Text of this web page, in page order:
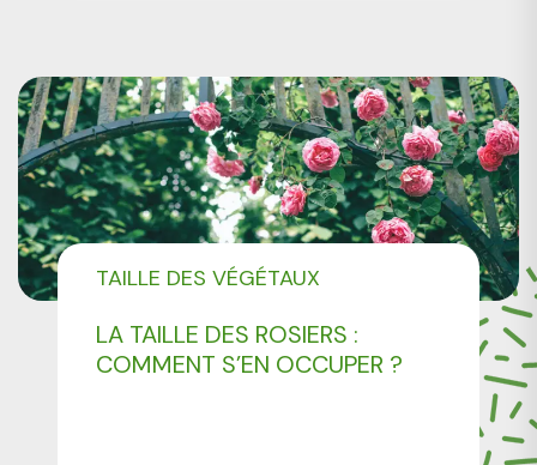
LA TAILLE DES ROSIERS :
COMMENT S’EN OCCUPER ?
TAILLE DES VÉGÉTAUX